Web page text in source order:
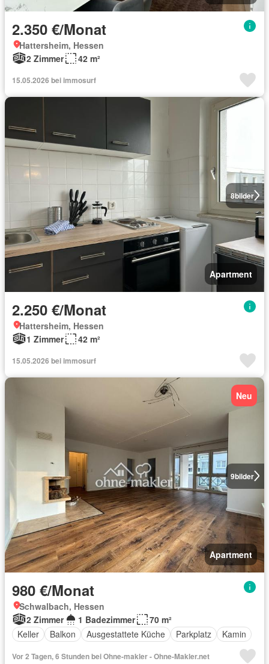
2.350 €/Monat
Hattersheim, Hessen
2 Zimmer
42 m²
15.05.2026 bei immosurf
8bilder
Apartment
2.250 €/Monat
Hattersheim, Hessen
1 Zimmer
42 m²
15.05.2026 bei immosurf
9bilder
Neu
Apartment
980 €/Monat
Schwalbach, Hessen
2 Zimmer
1 Badezimmer
70 m²
Keller
Balkon Ausgestattete Küche Parkplatz Kamin
Vor 2 Tagen, 6 Stunden bei Ohne-makler - Ohne-Makler.net